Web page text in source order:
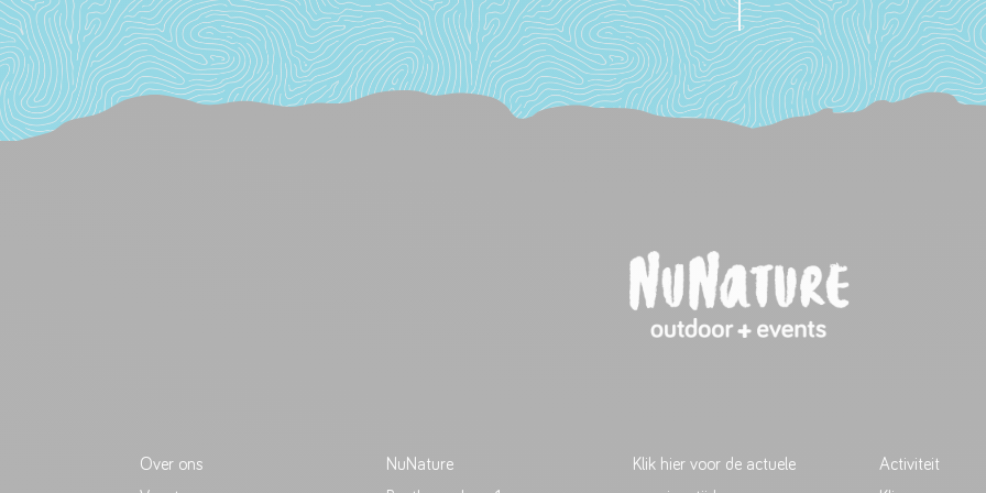
Over ons
NuNature
Klik hier voor de actuele
Activiteit